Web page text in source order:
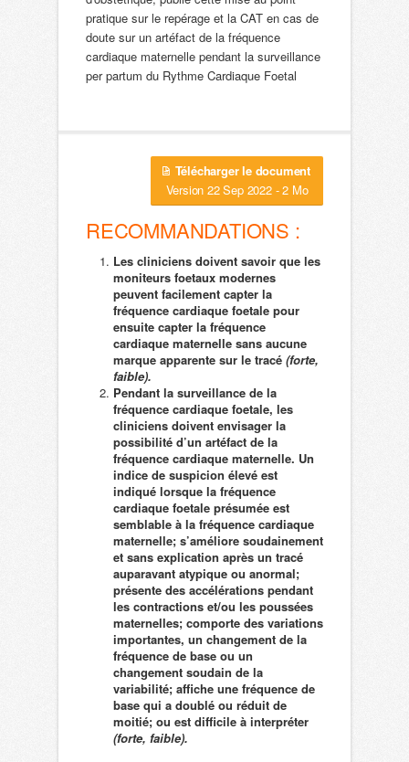
pratique sur le repérage et la CAT en cas de
doute sur un artéfact de la fréquence
cardiaque maternelle pendant la surveillance
per partum du Rythme Cardiaque Foetal
Télécharger le document
Version 22 Sep 2022 - 2 Mo
RECOMMANDATIONS :
Les cliniciens doivent savoir que les
moniteurs foetaux modernes
peuvent facilement capter la
fréquence cardiaque foetale pour
ensuite capter la fréquence
cardiaque maternelle sans aucune
marque apparente sur le tracé (forte,
faible).
Pendant la surveillance de la
fréquence cardiaque foetale, les
cliniciens doivent envisager la
possibilité d’un artéfact de la
fréquence cardiaque maternelle. Un
indice de suspicion élevé est
indiqué lorsque la fréquence
cardiaque foetale présumée est
semblable à la fréquence cardiaque
maternelle; s’améliore soudainement
et sans explication après un tracé
auparavant atypique ou anormal;
présente des accélérations pendant
les contractions et/ou les poussées
maternelles; comporte des variations
importantes, un changement de la
fréquence de base ou un
changement soudain de la
variabilité; affiche une fréquence de
base qui a doublé ou réduit de
moitié; ou est difficile à interpréter
(forte, faible).